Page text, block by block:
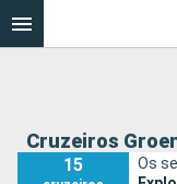
Cruzeiros
15
Os